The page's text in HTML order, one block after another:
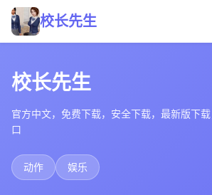
校长先生
校长先生
官方中文，免费下载，安全下载，最新版下
口
动作 娱乐